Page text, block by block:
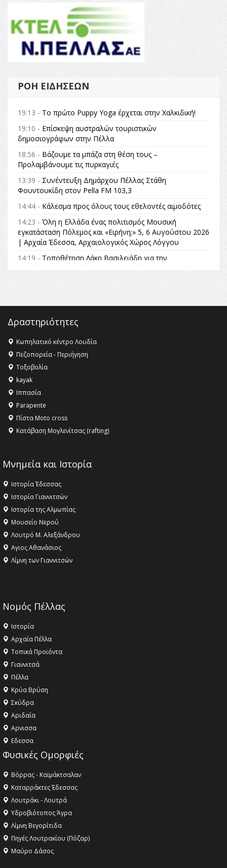
ΡΟΉ ΕΙΔΉΣΕΩΝ
19:13 - Το πρώτο Puppy Yoga έρχεται στην Χαλκιδική!
19:10 - Επίσκεψη αυστραλών τουριστικών
δημοσιογράφων στην Πέλλα
18:56 - Βάζουμε τα μπάζα στη θέση τους –
Προλαμβάνουμε τις πυρκαγιές
13:39 - Συνέντευξη Δημάρχου Πέλλας Στάθη
Φουντουκίδη στον Pella FM 103,3
14:44 - Κάλεσμα προς όλους τους εθελοντές αιμοδότες
14:23 - Όλη η Ελλάδα ένας πολιτισμός Μουσική
εγκατάσταση Πόλεμος και «Ειρήνη;» 5, 6 Αυγούστου 2026
| Αρχαία Έδεσσα, Αρχαιολογικός Χώρος Λόγγου
14:19 - Τοποθέτηση Λάκη Βασιλειάδη για την
θεσμικές διαδικασίες υπάρχει μόνο η ευθύνη απέναντι
στις επόμενες γενιές»
16:35 -Το πρόγραμμα του ΠΑΟΚ στον δεύτερο γύρο του
16:27 - Όλυμπος: Εντάχθηκε στον Κατάλογο Παγκόσμιας
Κληρονομιάς της UNESCO – Ομόφωνη η απόφαση Ο
Όλυμπος αναγνωρίστηκε ως φυσικό και πολιτιστικό
αγαθό εξέχουσας οικουμενικής αξίας για την
ανθρωπότητα
16:18 -
ΣΤΗΝ ΕΔΕΣΣΑ
Δραστηριότητες
Κωπηλατικό κέντρο Λουδία
Πεζοπορεία - Περιήγηση
Τοξοβολία
kayak
Ιππασία
Parapente
Πίστα Moto cross
Κατάβαση Μογλενίτσας (rafting)
Μνημεία και Ιστορία
Ιστορία Έδεσσας
Ιστορία Γιαννιτσών
Ιστορία της Αλμωπίας
Μουσείο Νερού
Λουτρό Μ. Αλεξάνδρου
Αγιος Αθανάσιος
Λίμνη των Γιαννιτσών
Νομός Πέλλας
Ιστορία
Αρχαία Πέλλα
Τοπικά Προϊόντα
Γιαννιτσά
Πέλλα
Κρύα Βρύση
Σκύδρα
Αριδαία
Aρνισσα
Eδεσσα
Φυσικές Ομορφιές
Βόρρας - Καϊμάκτσαλαν
Καταρράκτες Έδεσσας
Λουτράκι - Λουτρά
Υδροβιότοπος Άγρα
Λίμνη Βεγορίτιδα
Πηγές Λουτρακίου (Πόζαρ)
Μαύρο Δάσος